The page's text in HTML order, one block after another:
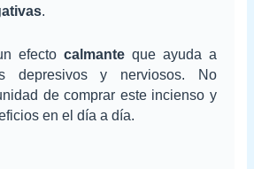
.
efecto calmanteque ayuda a
depresivos y nerviosos. No
de comprar este incienso y
en el día a día.